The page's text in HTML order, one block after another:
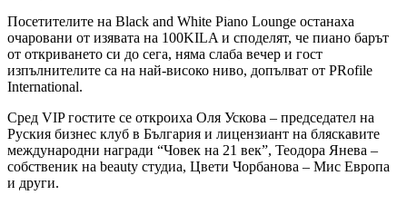
Посетителите на Black and White Piano Lounge останаха
очаровани от изявата на 100KILA и споделят, че пиано барът
от откриването си до сега, няма слаба вечер и гост
изпълнителите са на най-високо ниво, допълват от PRofile
International.
Сред VIP гостите се откроиха Оля Ускова – председател на
Руския бизнес клуб в България и лицензиант на бляскавите
международни награди “Човек на 21 век”, Теодора Янева –
собственик на beauty студиа, Цвети Чорбанова – Мис Европа
и други.